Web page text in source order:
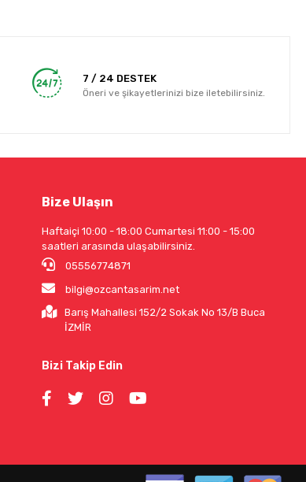
7 / 24 DESTEK
Öneri ve şikayetlerinizi bize iletebilirsiniz.
Bize Ulaşın
Haftaiçi 10:00 - 18:00 Cumartesi 11:00 - 15:00
saatleri arasında ulaşabilirsiniz.
05556774871
bilgi@ozcantasarim.net
Barış Mahallesi 152/2 Sokak No 13/B Buca
İZMİR
Bizi Takip Edin